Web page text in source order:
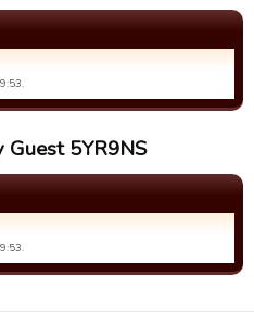
Guest 5YR9NS